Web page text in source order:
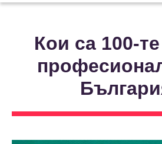
Кои са 100-